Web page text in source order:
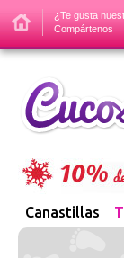
¿Te gusta
Compártenos
Canastillas